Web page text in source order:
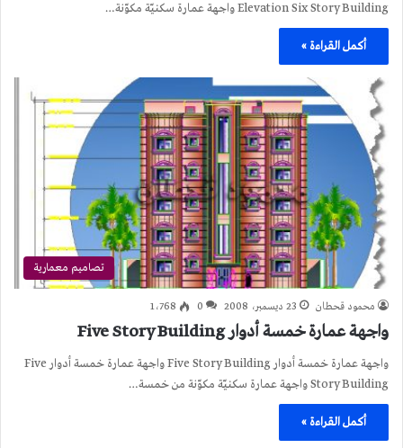
Elevation Six Story Building واجهة عمارة سكنيّة مكوّنة…
أكمل القراءة »
تصاميم معمارية
محمود قحطان 23 ديسمبر، 2008 0 1٬768
واجهة عمارة خمسة أدوار Five Story Building
واجهة عمارة خمسة أدوار Five Story Building واجهة عمارة خمسة أدوار Five
Story Building واجهة عمارة سكنيّة مكوّنة من خمسة…
أكمل القراءة »